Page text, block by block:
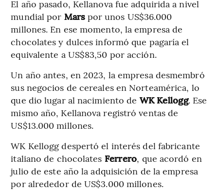
El año pasado, Kellanova fue adquirida a nivel
mundial por Mars por unos US$36.000
millones. En ese momento, la empresa de
chocolates y dulces informó que pagaría el
equivalente a US$83,50 por acción.
Un año antes, en 2023, la empresa desmembró
sus negocios de cereales en Norteamérica, lo
que dio lugar al nacimiento de WK Kellogg. Ese
mismo año, Kellanova registró ventas de
US$13.000 millones.
WK Kellogg despertó el interés del fabricante
italiano de chocolates Ferrero, que acordó en
julio de este año la adquisición de la empresa
por alrededor de US$3.000 millones.